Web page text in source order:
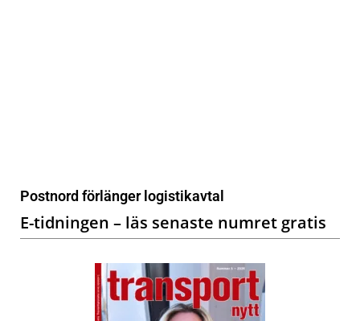
Postnord förlänger logistikavtal
E-tidningen – läs senaste numret gratis